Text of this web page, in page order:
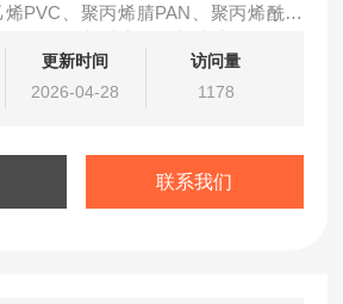
PVC、聚丙烯腈PAN、聚丙烯酰胺
纤维素CA、MCC、纤膏等聚合物材
：ISO1628、ASTMD4603、GB/T14
更新时间
2026-04-28
访问量
1178
联系我们